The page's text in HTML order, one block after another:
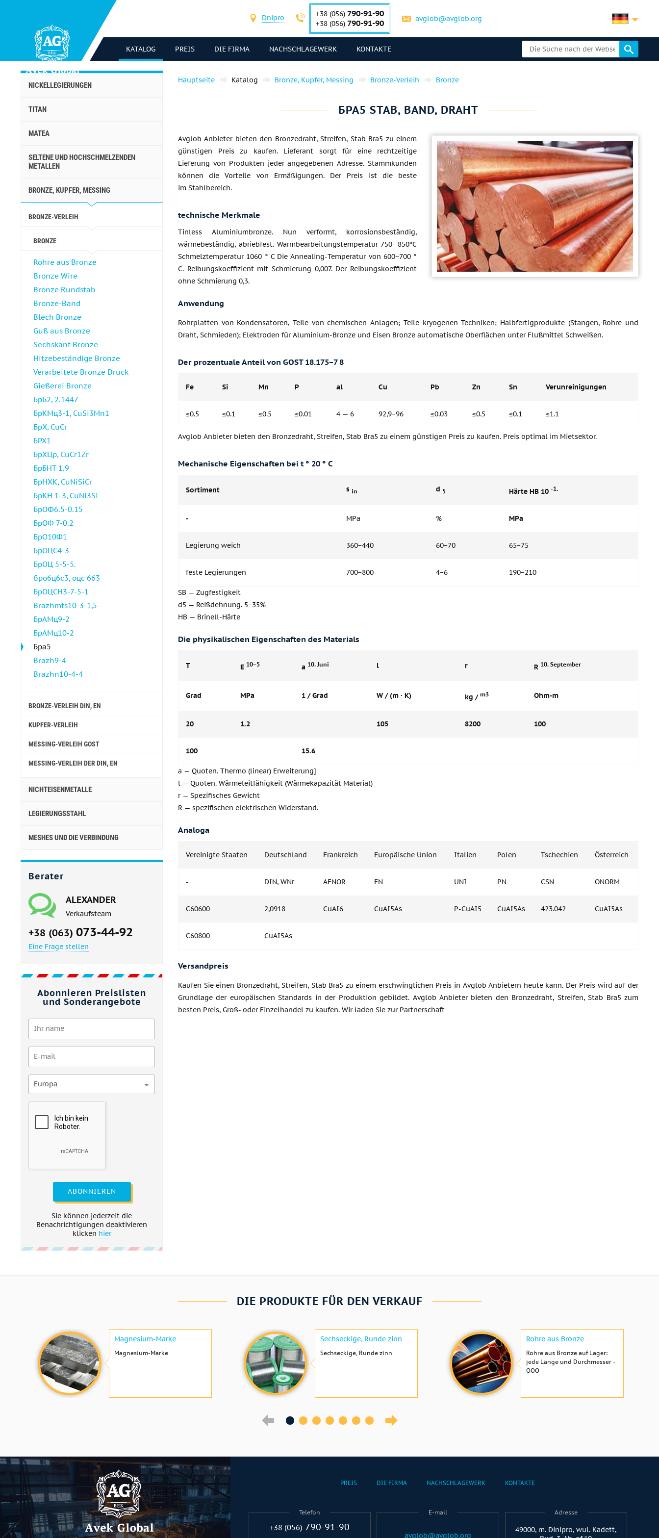
Dnipro +38 (056) 790-91-90
+38 (056) 790-91-90 avglob@avglob.org
KATALOG PREIS DIE FIRMA NACHSCHLAGEWERK KONTAKTE
NICKELLEGIERUNGEN
TITAN
MATEA
SELTENE UND HOCHSCHMELZENDEN
METALLEN
BRONZE, KUPFER, MESSING
BRONZE-VERLEIH
BRONZE
Rohre aus Bronze
Bronze Wire
Bronze Rundstab
Bronze-Band
Blech Bronze
Guß aus Bronze
Sechskant Bronze
Hitzebeständige Bronze
Verarbeitete Bronze Druck
Gießerei Bronze
БрБ2, 2.1447
БрКМц3-1, CuSi3Mn1
БрХ, CuCr
БРХ1
БрХЦр, CuCr1Zr
БрБНТ 1.9
БрНХК, CuNiSiCr
БрКН 1-3, CuNi3Si
БрОФ6.5-0.15
БрОФ 7-0.2
БрО10Ф1
БрОЦС4-3
БрОЦ 5-5-5.
бро6ц6с3, оцс 663
БрОЦСН3-7-5-1
Brazhmts10-3-1,5
БрАМц9-2
БрАМц10-2
Бра5
Brazh9-4
Brazhn10-4-4
BRONZE-VERLEIH DIN, EN
KUPFER-VERLEIH
MESSING-VERLEIH GOST
MESSING-VERLEIH DER DIN, EN
NICHTEISENMETALLE
LEGIERUNGSSTAHL
MESHES UND DIE VERBINDUNG
Berater
ALEXANDER
Verkaufsteam
+38 (063) 073-44-92
Eine Frage stellen
Abonnieren Preislisten
und Sonderangebote
Europa
ABONNIEREN
Sie können jederzeit die
Benachrichtigungen deaktivieren
klicken hier
Hauptseite Katalog Bronze, Kupfer, Messing Bronze-Verleih Bronze
БРА5 STAB, BAND, DRAHT
Avglob Anbieter bieten den Bronzedraht, Streifen, Stab Bra5 zu einem
günstigen Preis zu kaufen. Lieferant sorgt für eine rechtzeitige
Lieferung von Produkten jeder angegebenen Adresse. Stammkunden
können die Vorteile von Ermäßigungen. Der Preis ist die beste
im Stahlbereich.
technische Merkmale
Tinless Aluminiumbronze. Nun verformt, korrosionsbeständig,
wärmebeständig, abriebfest. Warmbearbeitungstemperatur 750- 850ºC
Schmelztemperatur 1060 ° C Die Annealing-Temperatur von 600−700 °
C. Reibungskoeffizient mit Schmierung 0,007. Der Reibungskoeffizient
ohne Schmierung 0,3.
Anwendung
Rohrplatten von Kondensatoren, Teile von chemischen Anlagen; Teile kryogenen Techniken; Halbfertigprodukte (Stangen, Rohre und
Draht, Schmieden); Elektroden für Aluminium-Bronze und Eisen Bronze automatische Oberflächen unter Flußmittel Schweißen.
Der prozentuale Anteil von GOST 18.175−7 8
Fe Si Mn P al Cu Pb Zn Sn Verunreinigungen
≤0.5 ≤0.1 ≤0.5 ≤0.01 4 — 6 92,9−96 ≤0.03 ≤0.5 ≤0.1 ≤1.1
Avglob Anbieter bieten den Bronzedraht, Streifen, Stab Bra5 zu einem günstigen Preis zu kaufen. Preis optimal im Mietsektor.
Mechanische Eigenschaften bei t ° 20 ° C
Sortiment s in d 5 Härte HB 10 -1.
- MPa % MPa
Legierung weich 360−440 60−70 65−75
feste Legierungen 700−800 4−6 190−210
SB — Zugfestigkeit
d5 — Reißdehnung. 5−35%
HB — Brinell-Härte
Die physikalischen Eigenschaften des Materials
T E 10−5 a 10. Juni l r R 10. September
Grad MPa 1 / Grad W / (m · K) kg / m3 Ohm-m
20 1.2 105 8200 100
100 15.6
a — Quoten. Thermo (linear) Erweiterung]
l — Quoten. Wärmeleitfähigkeit (Wärmekapazität Material)
r — Spezifisches Gewicht
R — spezifischen elektrischen Widerstand.
Analoga
Vereinigte Staaten Deutschland Frankreich Europäische Union Italien Polen Tschechien Österreich
- DIN, WNr AFNOR EN UNI PN CSN ONORM
C60600 2,0918 CuAI6 CuAI5As P-CuAI5 CuAI5As 423.042 CuAI5As
C60800 CuAI5As
Versandpreis
Kaufen Sie einen Bronzedraht, Streifen, Stab Bra5 zu einem erschwinglichen Preis in Avglob Anbietern heute kann. Der Preis wird auf der
Grundlage der europäischen Standards in der Produktion gebildet. Avglob Anbieter bieten den Bronzedraht, Streifen, Stab Bra5 zum
besten Preis, Groß- oder Einzelhandel zu kaufen. Wir laden Sie zur Partnerschaft
DIE PRODUKTE FÜR DEN VERKAUF
Magnesium-Marke
Magnesium-Marke
Sechseckige, Runde zinn
Sechseckige, Runde zinn
Rohre aus Bronze
Rohre aus Bronze auf Lager:
jede Länge und Durchmesser -
OOO
PREIS DIE FIRMA NACHSCHLAGEWERK KONTAKTE
Telefon
+38 (056) 790-91-90
E-mail
avglob@avglob.org
Adresse
49000, m. Dinipro, wul. Kadett,